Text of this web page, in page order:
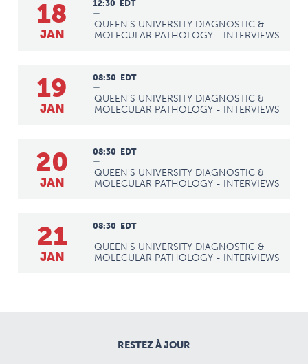
18
JAN
12:30
EDT
—
QUEEN'S UNIVERSITY DIAGNOSTIC &
MOLECULAR PATHOLOGY - INTERVIEWS
19
JAN
08:30
EDT
—
QUEEN'S UNIVERSITY DIAGNOSTIC &
MOLECULAR PATHOLOGY - INTERVIEWS
20
JAN
08:30
EDT
—
QUEEN'S UNIVERSITY DIAGNOSTIC &
MOLECULAR PATHOLOGY - INTERVIEWS
21
JAN
08:30
EDT
—
QUEEN'S UNIVERSITY DIAGNOSTIC &
MOLECULAR PATHOLOGY - INTERVIEWS
RESTEZ À JOUR